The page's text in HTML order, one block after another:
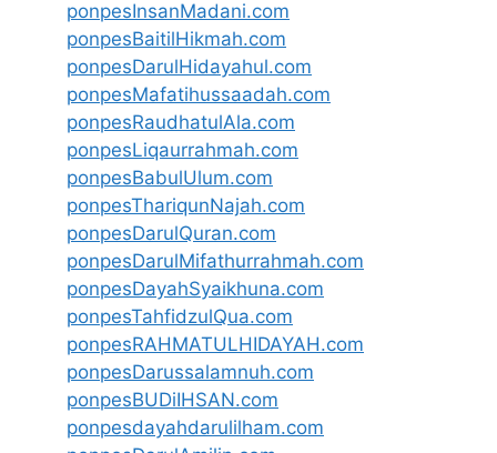
ponpesInsanMadani.com
ponpesBaitilHikmah.com
ponpesDarulHidayahul.com
ponpesMafatihussaadah.com
ponpesRaudhatulAla.com
ponpesLiqaurrahmah.com
ponpesBabulUlum.com
ponpesThariqunNajah.com
ponpesDarulQuran.com
ponpesDarulMifathurrahmah.com
ponpesDayahSyaikhuna.com
ponpesTahfidzulQua.com
ponpesRAHMATULHIDAYAH.com
ponpesDarussalamnuh.com
ponpesBUDiIHSAN.com
ponpesdayahdarulilham.com